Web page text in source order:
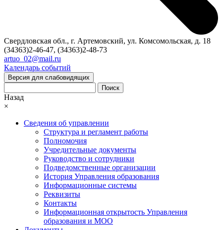
Свердловская обл., г. Артемовский, ул. Комсомольская, д. 18
(34363)2-46-47, (34363)2-48-73
artuo_02@mail.ru
Календарь событий
Версия для слабовидящих
Поиск
Назад
×
Сведения об управлении
Структура и регламент работы
Полномочия
Учредительные документы
Руководство и сотрудники
Подведомственные организации
История Управления образования
Информационные системы
Реквизиты
Контакты
Информационная открытость Управления
образования и МОО